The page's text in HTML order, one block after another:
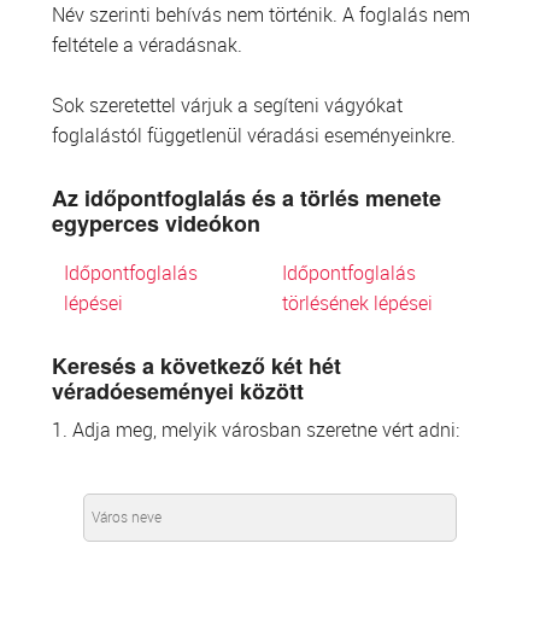
Név szerinti behívás nem történik. A foglalás nem
feltétele a véradásnak.
Sok szeretettel várjuk a segíteni vágyókat
foglalástól függetlenül véradási eseményeinkre.
Az időpontfoglalás és a törlés menete
egyperces videókon
Időpontfoglalás
lépései
Időpontfoglalás
törlésének lépései
Keresés a következő két hét
véradóeseményei között
1. Adja meg, melyik városban szeretne vért adni: